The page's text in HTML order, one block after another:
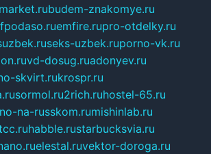
budem-znakomye.ru
fpodaso.ruemfire.rupro-otdelky.ru
seks-uzbek.ruporno-vk.ru
vd-dosug.ruadonyev.ru
skvirt.rukrospr.ru
sormol.ru2rich.ruhostel-65.ru
na-russkom.rumishinlab.ru
habble.rustarbucksvia.ru
elestal.ruvektor-doroga.ru